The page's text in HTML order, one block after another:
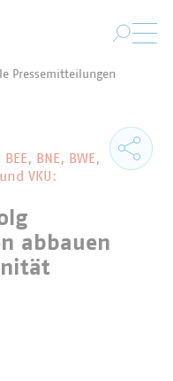
Pressemitteilungen
BNE, BWE,
VKU:
abbauen